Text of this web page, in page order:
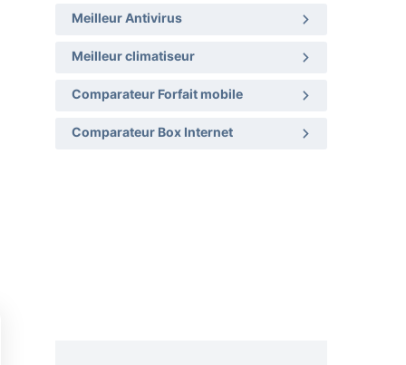
Meilleur Antivirus
Meilleur climatiseur
Comparateur Forfait mobile
Comparateur Box Internet